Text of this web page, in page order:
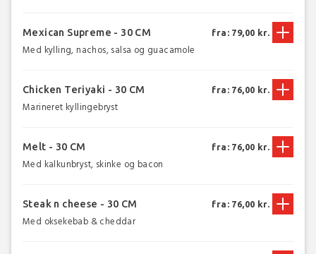
Mexican Supreme - 30 CM
Med kylling, nachos, salsa og guacamole
fra: 79,00 kr.
Chicken Teriyaki - 30 CM
Marineret kyllingebryst
fra: 76,00 kr.
Melt - 30 CM
Med kalkunbryst, skinke og bacon
fra: 76,00 kr.
Steak n cheese - 30 CM
Med oksekebab & cheddar
fra: 76,00 kr.